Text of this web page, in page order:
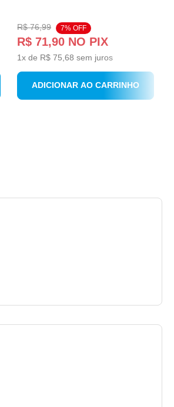
R$ 76,99 7% OFF
R$ 71,90 NO PIX
1x de R$ 75 ,68 sem juros
ADICIONAR AO CARRINHO